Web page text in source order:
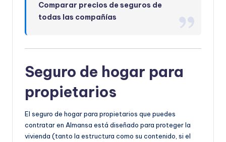
Comparar precios de seguros de
todas las compañías
Seguro de hogar para
propietarios
El seguro de hogar para propietarios que puedes
contratar en Almansa está diseñado para proteger la
vivienda (tanto la estructura como su contenido, si el